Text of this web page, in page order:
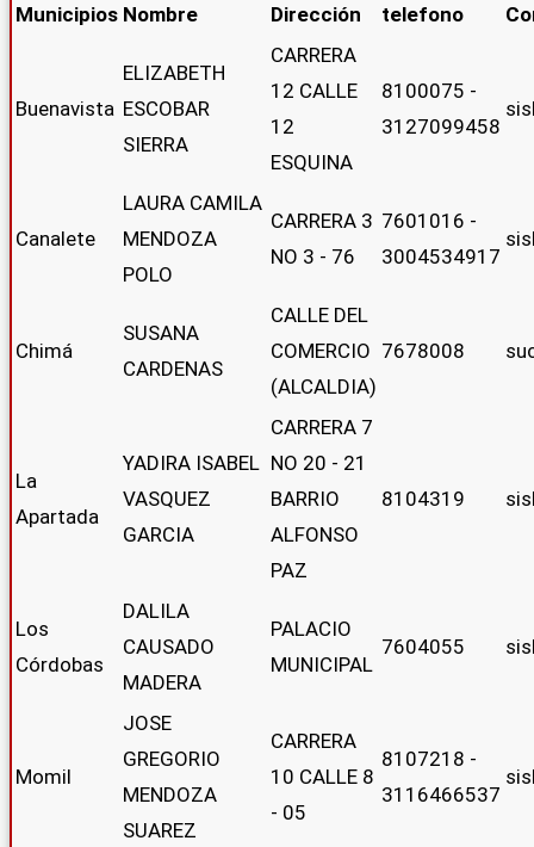
Municipios Nombre Dirección telefono
Buenavista
ELIZABETH
ESCOBAR
SIERRA
CARRERA
12 CALLE
12
ESQUINA
8100075 -
3127099458
Canalete
LAURA CAMILA
MENDOZA
POLO
CARRERA 3
NO 3 - 76
7601016 -
3004534917
Chimá
SUSANA
CARDENAS
CALLE DEL
COMERCIO
(ALCALDIA)
7678008
La
Apartada
YADIRA ISABEL
VASQUEZ
GARCIA
CARRERA 7
NO 20 - 21
BARRIO
ALFONSO
PAZ
8104319
Los
Córdobas
DALILA
CAUSADO
MADERA
PALACIO
MUNICIPAL
7604055
Momil
JOSE
GREGORIO
MENDOZA
SUAREZ
CARRERA
10 CALLE 8
- 05
8107218 -
3116466537